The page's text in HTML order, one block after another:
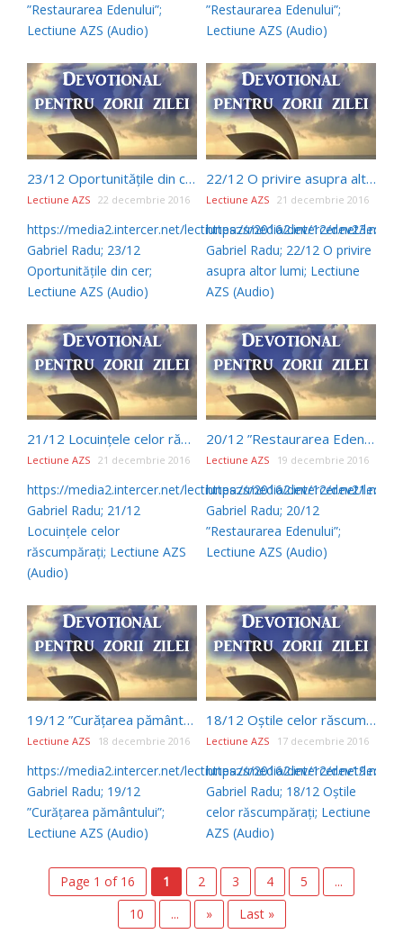
”Restaurarea Edenului”;
Lectiune AZS (Audio)
”Restaurarea Edenului”;
Lectiune AZS (Audio)
23/12 Oportunitățile din cer (Devotional de Ellen G White)
Lectiune AZS 22 decembrie 2016
https://media2.intercer.net/lectiuneazs/2016/dev/12/dev23.mp3
Gabriel Radu; 23/12
Oportunitățile din cer;
Lectiune AZS (Audio)
22/12 O privire asupra altor lumi (Devotional de Ellen G White)
Lectiune AZS 21 decembrie 2016
https://media2.intercer.net/
Gabriel Radu; 22/12 O privire
asupra altor lumi; Lectiune
AZS (Audio)
21/12 Locuințele celor răscumpărați (Devotional de Ellen G White)
Lectiune AZS 21 decembrie 2016
https://media2.intercer.net/lectiuneazs/2016/dev/12/dev21.mp3
Gabriel Radu; 21/12
Locuințele celor
răscumpărați; Lectiune AZS
(Audio)
20/12 ”Restaurarea Edenului” (Devotional de Ellen G White)
Lectiune AZS 19 decembrie 2016
https://media2.intercer.net/
Gabriel Radu; 20/12
”Restaurarea Edenului”;
Lectiune AZS (Audio)
19/12 ”Curățarea pământului” (Devotional de Ellen G White)
Lectiune AZS 18 decembrie 2016
https://media2.intercer.net/lectiuneazs/2016/dev/12/dev19.mp3
Gabriel Radu; 19/12
”Curățarea pământului”;
Lectiune AZS (Audio)
18/12 Oștile celor răscumpărați (Devotional de Ellen G White)
Lectiune AZS 17 decembrie 2016
https://media2.intercer.net/
Gabriel Radu; 18/12 Oștile
celor răscumpărați; Lectiune
AZS (Audio)
Page 1 of 16 1 2 3 4 5
...
10
... » Last »